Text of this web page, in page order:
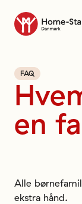
Til forsiden
FAQ
en
Alle
ekstra hånd.